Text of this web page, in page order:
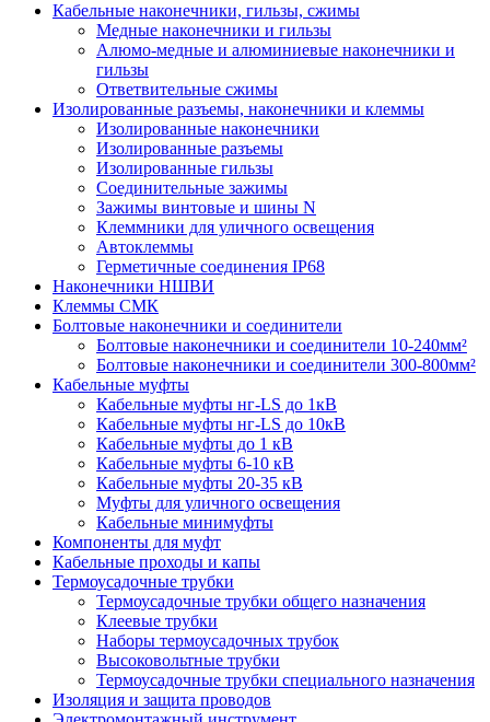
Кабельные наконечники, гильзы, сжимы
Медные наконечники и гильзы
Алюмо-медные и алюминиевые наконечники и
гильзы
Ответвительные сжимы
Изолированные разъемы, наконечники и клеммы
Изолированные наконечники
Изолированные разъемы
Изолированные гильзы
Соединительные зажимы
Зажимы винтовые и шины N
Клеммники для уличного освещения
Автоклеммы
Герметичные соединения IP68
Наконечники НШВИ
Клеммы СМК
Болтовые наконечники и соединители
Болтовые наконечники и соединители 10-240мм²
Болтовые наконечники и соединители 300-800мм²
Кабельные муфты
Кабельные муфты нг-LS до 1кВ
Кабельные муфты нг-LS до 10кВ
Кабельные муфты до 1 кВ
Кабельные муфты 6-10 кВ
Кабельные муфты 20-35 кВ
Муфты для уличного освещения
Кабельные минимуфты
Компоненты для муфт
Кабельные проходы и капы
Термоусадочные трубки
Термоусадочные трубки общего назначения
Клеевые трубки
Наборы термоусадочных трубок
Высоковольтные трубки
Термоусадочные трубки специального назначения
Изоляция и защита проводов